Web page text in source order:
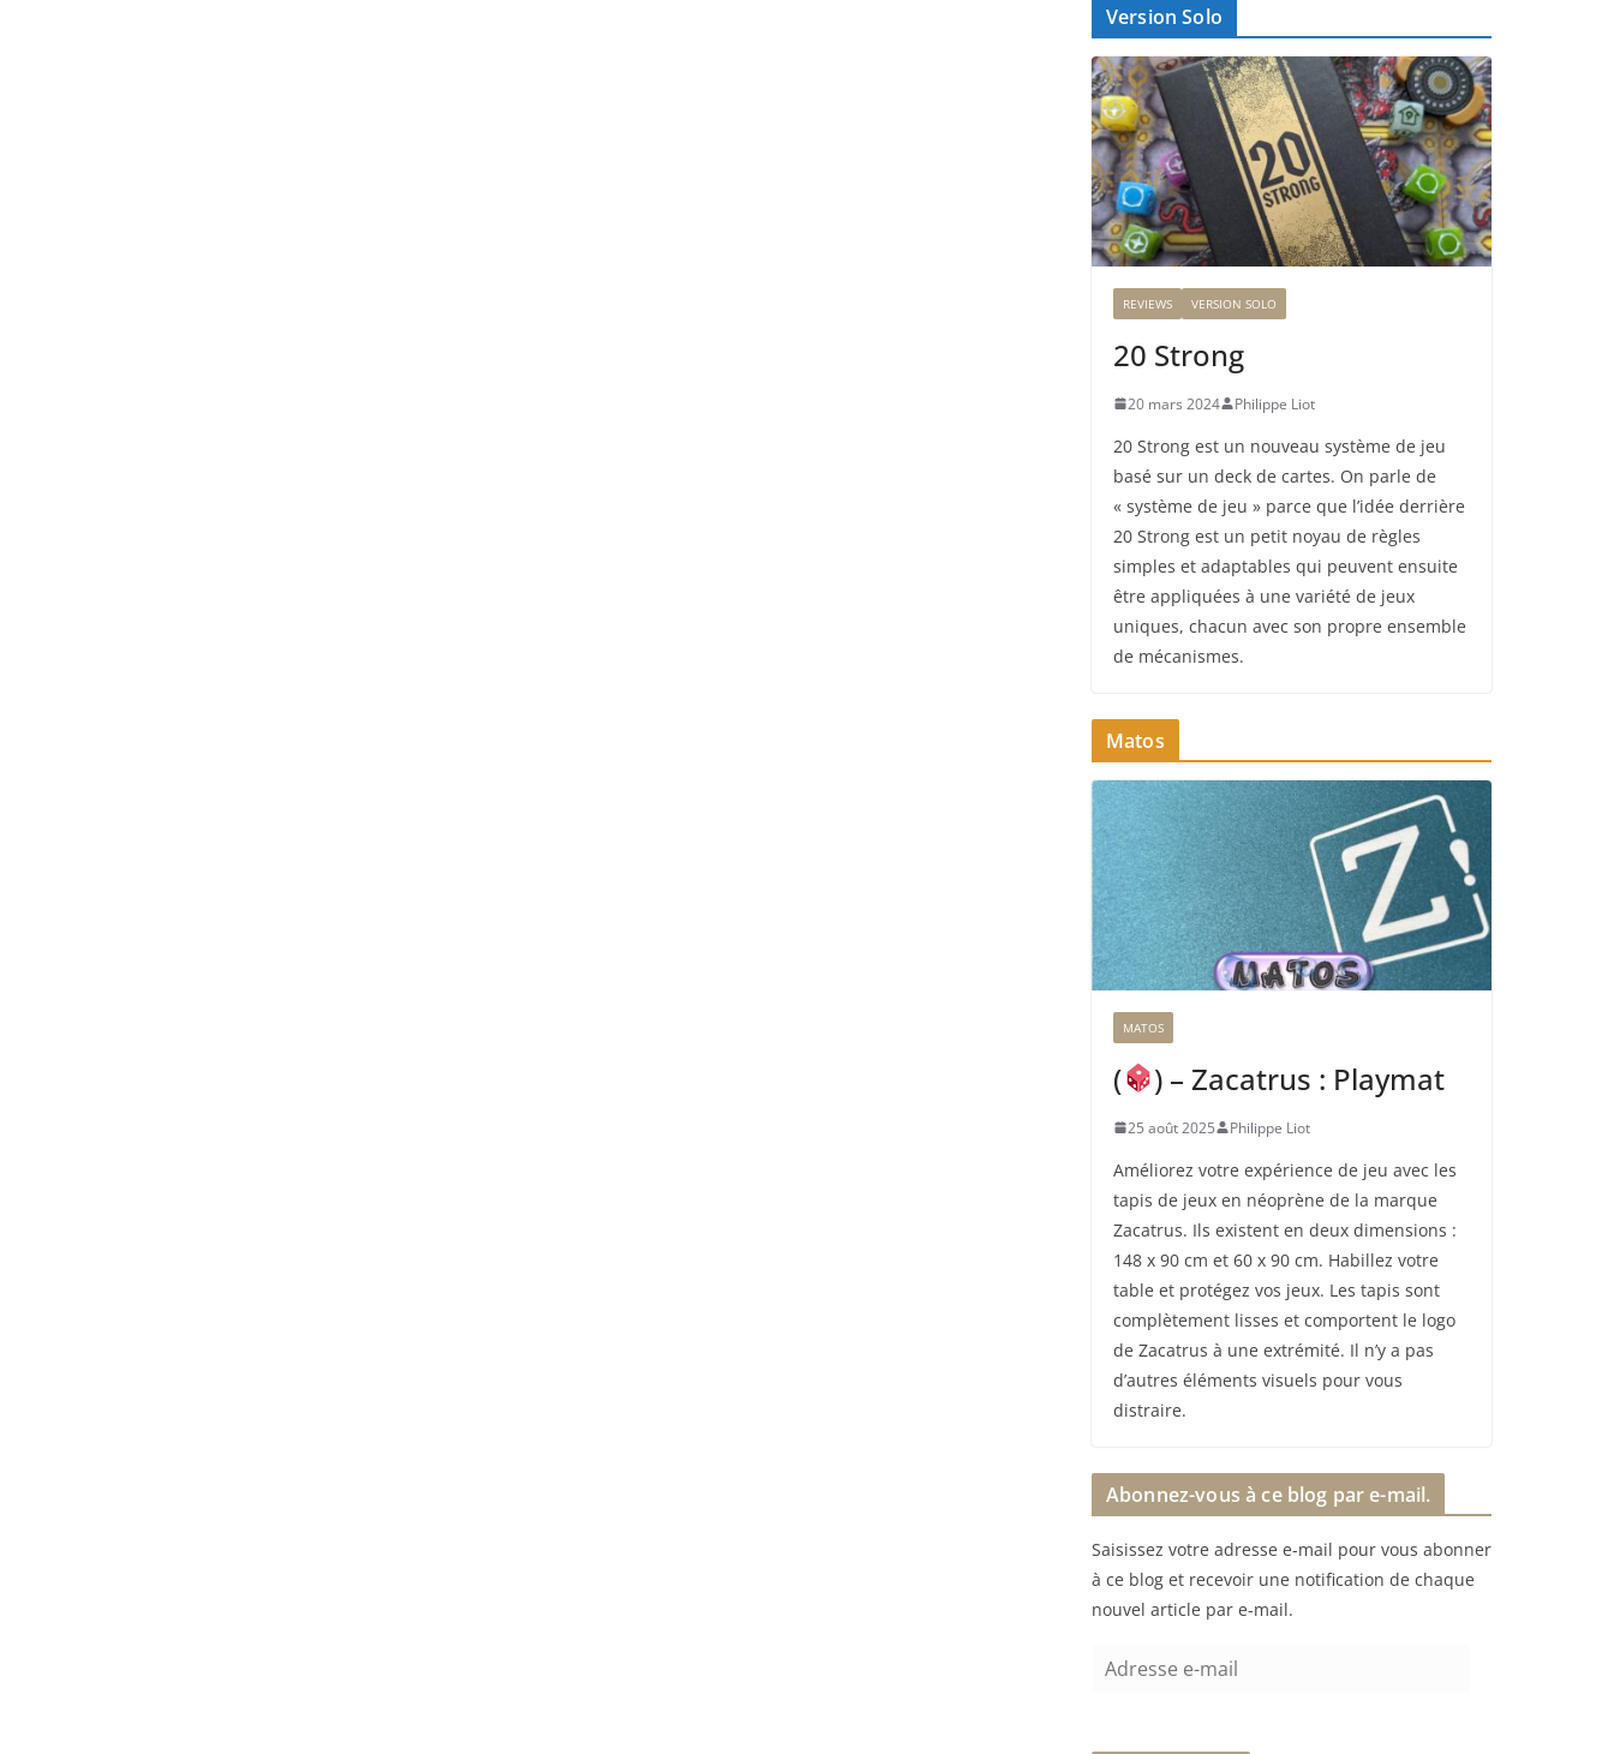
Version Solo
REVIEWS VERSION SOLO
20 Strong
20 mars 2024 Philippe Liot
20 Strong est un nouveau système de jeu
basé sur un deck de cartes. On parle de
« système de jeu » parce que l’idée derrière
20 Strong est un petit noyau de règles
simples et adaptables qui peuvent ensuite
être appliquées à une variété de jeux
uniques, chacun avec son propre ensemble
de mécanismes.
Matos
MATOS
( ) – Zacatrus : Playmat
25 août 2025 Philippe Liot
Améliorez votre expérience de jeu avec les
tapis de jeux en néoprène de la marque
Zacatrus. Ils existent en deux dimensions :
148 x 90 cm et 60 x 90 cm. Habillez votre
table et protégez vos jeux. Les tapis sont
complètement lisses et comportent le logo
de Zacatrus à une extrémité. Il n’y a pas
d’autres éléments visuels pour vous
distraire.
Abonnez-vous à ce blog par e-mail.
Saisissez votre adresse e-mail pour vous abonner
à ce blog et recevoir une notification de chaque
nouvel article par e-mail.
e